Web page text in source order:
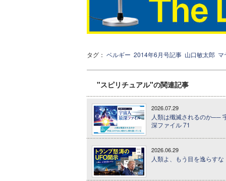
タグ： ベルギー 2014年6月号記事 山口敏太郎 マ
"スピリチュアル"の関連記事
2026.07.29
人類は殲滅されるのか──
深ファイル 71
2026.06.29
人類よ、もう目を逸らす